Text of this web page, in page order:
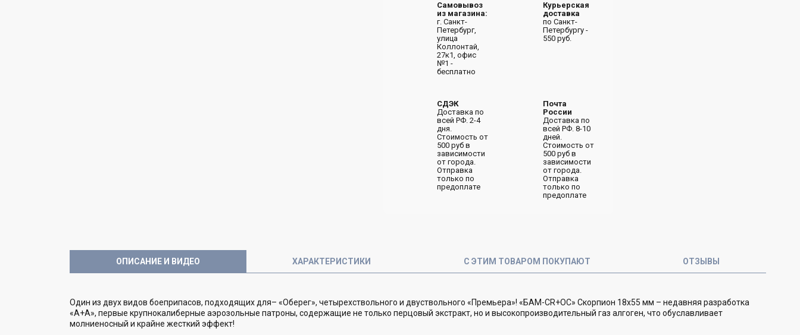
Самовывоз
из магазина:
г. Санкт-
Петербург,
улица
Коллонтай,
27к1, офис
№1 -
бесплатно
Курьерская
доставка
по Санкт-
Петербургу -
550 руб.
СДЭК
Доставка по
всей РФ. 2-4
дня.
Стоимость от
500 руб в
зависимости
от города.
Отправка
только по
предоплате
Почта
России
Доставка по
всей РФ. 8-10
дней.
Стоимость от
500 руб в
зависимости
от города.
Отправка
только по
предоплате
ОПИСАНИЕ И ВИДЕО ХАРАКТЕРИСТИКИ С ЭТИМ ТОВАРОМ ПОКУПАЮТ ОТЗЫВЫ
Один из двух видов боеприпасов, подходящих для– «Оберег», четырехствольного и двуствольного «Премьера»! «БАМ-CR+ОС» Скорпион 18х55 мм – недавняя разработка
«А+А», первые крупнокалиберные аэрозольные патроны, содержащие не только перцовый экстракт, но и высокопроизводительный газ алгоген, что обуславливает
молниеносный и крайне жесткий эффект!